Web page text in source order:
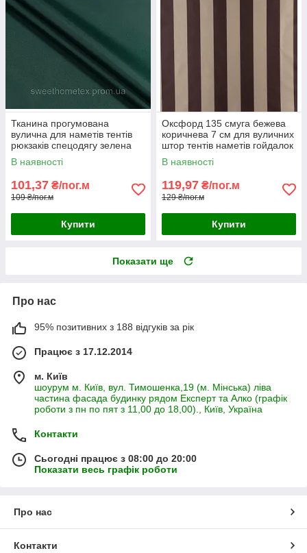
Тканина прогумована
вулична для наметів тентів
рюкзаків спецодягу зелена
В наявності
101,37 ₴/пог.м
109 ₴/пог.м
Купити
Оксфорд 135 смуга бежева
коричнева 7 см для вуличних
штор тентів наметів гойдалок
навісів парасольок
В наявності
119,97 ₴/пог.м
129 ₴/пог.м
Купити
Показати ще
Про нас
95% позитивних з 188 відгуків за рік
Працює з 17.12.2014
м. Київ
шоурум м. Київ, вул. Тимошенка,19 (м. Мінська) ліва
частина фасада будинку рядом Експерт та Алко (графік
роботи з пн по пят з 11,00 до 18,00)., Київ, Україна
Контакти
Сьогодні працює з 08:00 до 20:00
Показати весь графік роботи
Про нас
Контакти